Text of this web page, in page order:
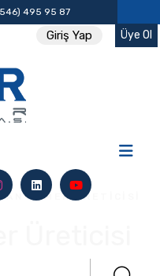
495 95 87
Giriş Yap Üye Ol
KEMER ÜRETICISI